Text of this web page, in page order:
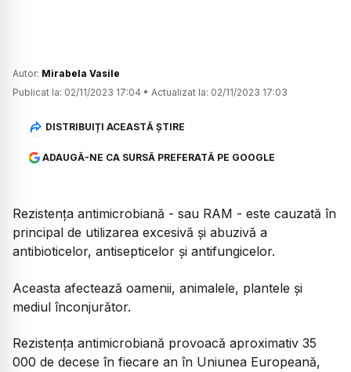
Autor: Mirabela Vasile
Publicat la: 02/11/2023 17:04 • Actualizat la: 02/11/2023 17:03
DISTRIBUIȚI ACEASTĂ ȘTIRE
ADAUGĂ-NE CA SURSĂ PREFERATĂ PE GOOGLE
Rezistența antimicrobiană - sau RAM - este cauzată în
principal de utilizarea excesivă și abuzivă a
antibioticelor, antisepticelor și antifungicelor.
Aceasta afectează oamenii, animalele, plantele și
mediul înconjurător.
Rezistența antimicrobiană provoacă aproximativ 35
000 de decese în fiecare an în Uniunea Europeană,